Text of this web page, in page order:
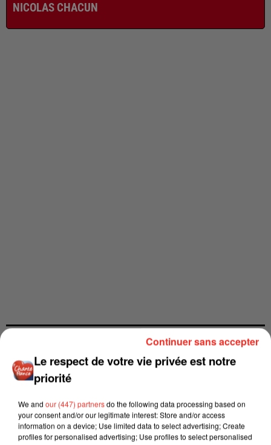
NICOLAS CHACUN
Le respect de votre vie privée est notre
priorité
We and our (447) partnersdo the following data processing based on
your consent and/or our legitimate interest: Store and/or access
information on a device; Use limited data to select advertising; Create
profiles for personalised advertising; Use profiles to select personalised
Continuer sans accepter